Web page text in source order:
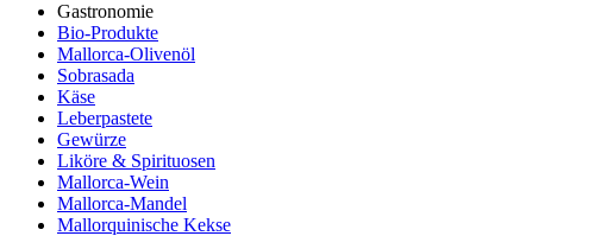
Gastronomie
Bio-Produkte
Mallorca-Olivenöl
Sobrasada
Käse
Leberpastete
Gewürze
Liköre & Spirituosen
Mallorca-Wein
Mallorca-Mandel
Mallorquinische Kekse